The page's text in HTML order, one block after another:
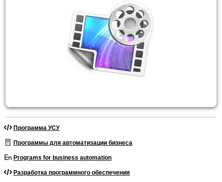
Программа УСУ
Программы для автоматизации бизнеса
Programs for business automation
Разработка программного обеспечения